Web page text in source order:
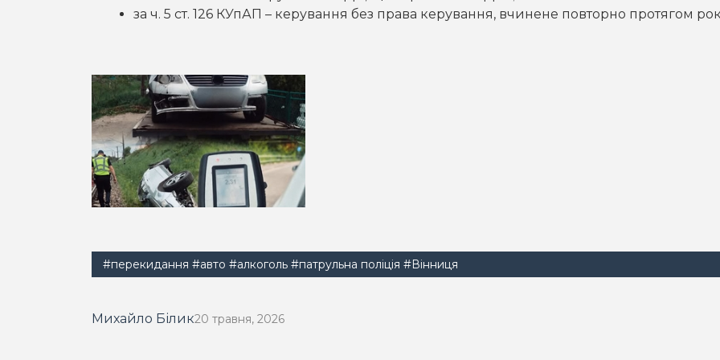
за ч. 5 ст. 126 КУпАП – керування без права керування, вчинене повторно протягом
#перекидання #авто #алкоголь #патрульна поліція #Вінниця
Михайло Білик20 травня, 2026